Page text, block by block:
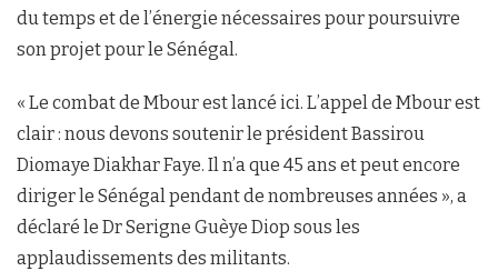
du temps et de l’énergie nécessaires pour poursuivre
son projet pour le Sénégal.
« Le combat de Mbour est lancé ici. L’appel de Mbour est
clair : nous devons soutenir le président Bassirou
Diomaye Diakhar Faye. Il n’a que 45 ans et peut encore
diriger le Sénégal pendant de nombreuses années », a
déclaré le Dr Serigne Guèye Diop sous les
applaudissements des militants.